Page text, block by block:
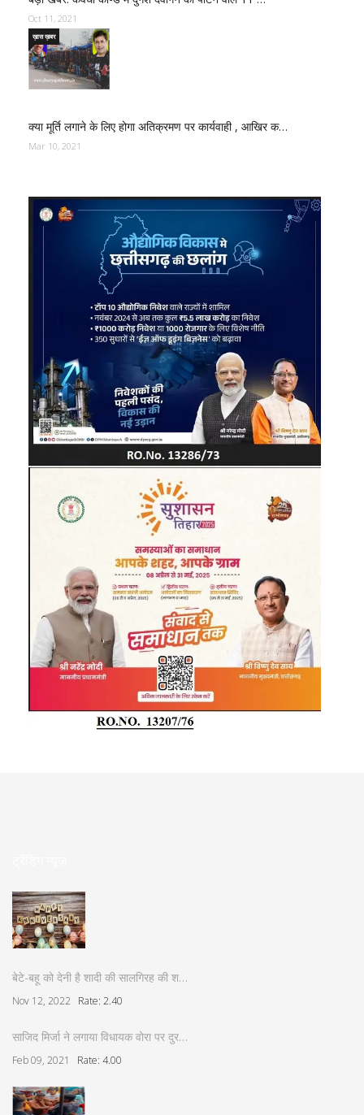
Oct 11, 2021
क्या मूर्ति लगाने के लिए होगा अतिक्रमण पर कार्यवाही , आखिर क…
ख़ास ख़बर
Mar 10, 2021
बेटे-बहू को देनी है शादी की सालगिरह की श…
Nov 12, 2022 Rate: 2.40
साजिद मिर्जा ने लगाया विधायक वोरा पर दुर…
Feb 09, 2021 Rate: 4.00